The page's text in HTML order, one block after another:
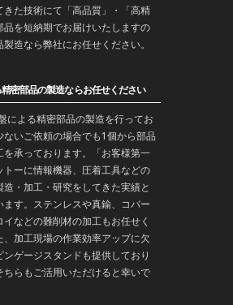
きた技術にて「高品質」・「高精
品を短納期でお届けいたしますの
造なら弊社にお任せください。
精密部品の製造ならお任せください
による精密部品の製造を行ってお
ないご依頼の場合でも1個から部品
を承っております。「お客様第一
トーに情報機器、圧着工具などの
・ 加工 ・ 研究をしてきた実績と
す。 ステンレスや真鍮、コバー
イなどの難削材の加工もお任せく
、加工現場の作業効率アップに欠
ンゲージスタンドも提供しており
ちらもご活用いただけると幸いで